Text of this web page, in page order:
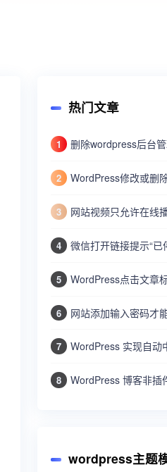
热门文章
1
2
3
4
5
6
7
8
wordpress主题